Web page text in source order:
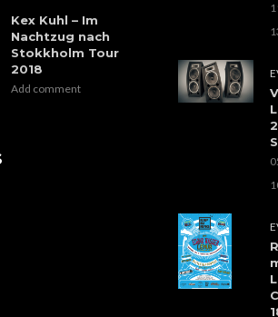
Kex Kuhl – Im
Nachtzug nach
Stokkholm Tour
2018
Add comment